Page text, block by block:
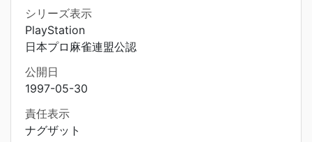
シリーズ表示
PlayStation
日本プロ麻雀連盟公認
公開日
1997-05-30
責任表示
ナグザット